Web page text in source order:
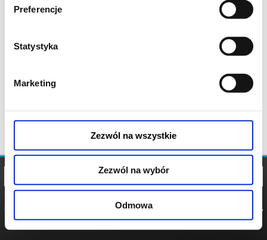
Preferencje
Statystyka
Marketing
Zezwól na wszystkie
Zezwól na wybór
Odmowa
POLITYKA
POLITYKA